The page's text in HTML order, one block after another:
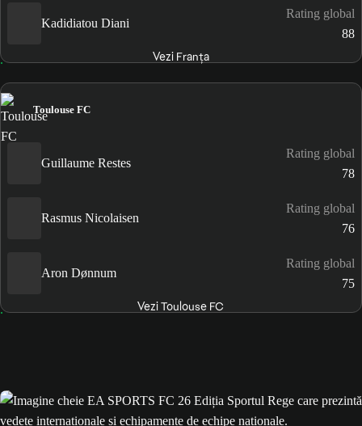
Kadidiatou Diani
Rating global
88
Vezi Franţa
Toulouse FC
Guillaume Restes
Rating global
78
Rasmus Nicolaisen
Rating global
76
Aron Dønnum
Rating global
75
Vezi Toulouse FC